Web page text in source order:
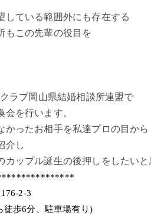
している範囲外にも存在する
もこの先輩の役目を
ラブ岡山県結婚相談所連盟で
会を行います。
かったお相手を私達プロの目から
介し
カップル誕生の後押しをしたい
176-2-3
徒歩6分、駐車場有り)